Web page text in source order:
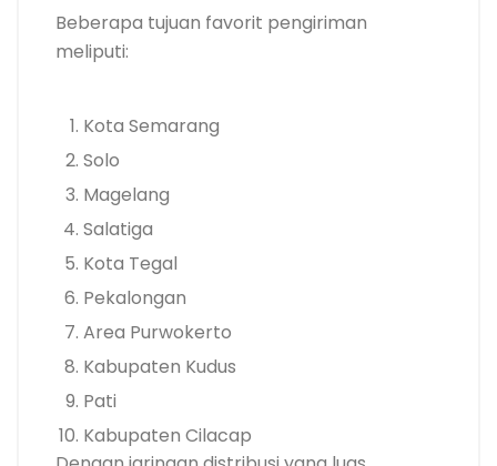
Beberapa tujuan favorit pengiriman
meliputi:
Kota Semarang
Solo
Magelang
Salatiga
Kota Tegal
Pekalongan
Area Purwokerto
Kabupaten Kudus
Pati
Kabupaten Cilacap